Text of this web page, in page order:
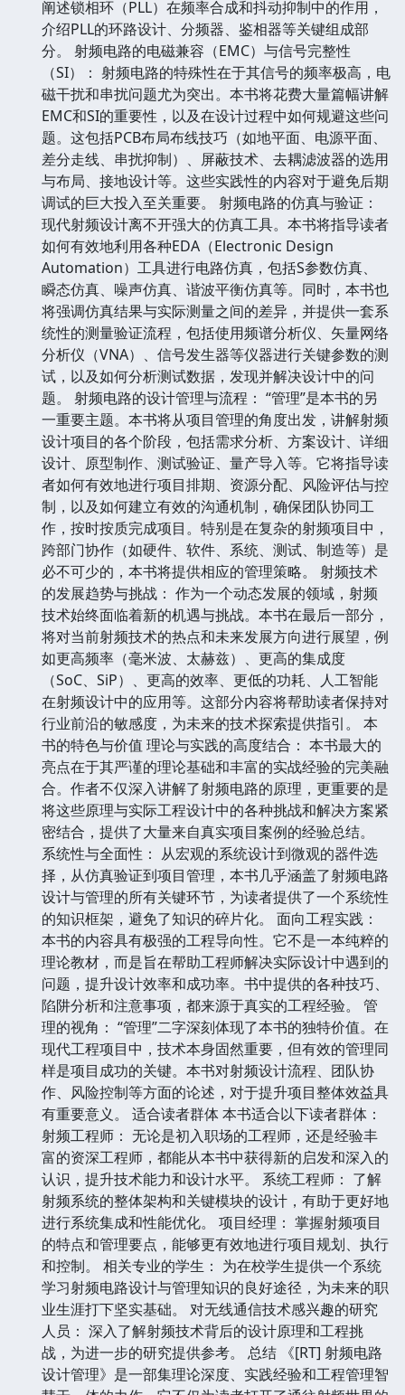
阐述锁相环（PLL）在频率合成和抖动抑制中的作用，
介绍PLL的环路设计、分频器、鉴相器等关键组成部
分。 射频电路的电磁兼容（EMC）与信号完整性
（SI）： 射频电路的特殊性在于其信号的频率极高，电
磁干扰和串扰问题尤为突出。本书将花费大量篇幅讲解
EMC和SI的重要性，以及在设计过程中如何规避这些问
题。这包括PCB布局布线技巧（如地平面、电源平面、
差分走线、串扰抑制）、屏蔽技术、去耦滤波器的选用
与布局、接地设计等。这些实践性的内容对于避免后期
调试的巨大投入至关重要。 射频电路的仿真与验证：
现代射频设计离不开强大的仿真工具。本书将指导读者
如何有效地利用各种EDA（Electronic Design
Automation）工具进行电路仿真，包括S参数仿真、
瞬态仿真、噪声仿真、谐波平衡仿真等。同时，本书也
将强调仿真结果与实际测量之间的差异，并提供一套系
统性的测量验证流程，包括使用频谱分析仪、矢量网络
分析仪（VNA）、信号发生器等仪器进行关键参数的测
试，以及如何分析测试数据，发现并解决设计中的问
题。 射频电路的设计管理与流程： “管理”是本书的另
一重要主题。本书将从项目管理的角度出发，讲解射频
设计项目的各个阶段，包括需求分析、方案设计、详细
设计、原型制作、测试验证、量产导入等。它将指导读
者如何有效地进行项目排期、资源分配、风险评估与控
制，以及如何建立有效的沟通机制，确保团队协同工
作，按时按质完成项目。特别是在复杂的射频项目中，
跨部门协作（如硬件、软件、系统、测试、制造等）是
必不可少的，本书将提供相应的管理策略。 射频技术
的发展趋势与挑战： 作为一个动态发展的领域，射频
技术始终面临着新的机遇与挑战。本书在最后一部分，
将对当前射频技术的热点和未来发展方向进行展望，例
如更高频率（毫米波、太赫兹）、更高的集成度
（SoC、SiP）、更高的效率、更低的功耗、人工智能
在射频设计中的应用等。这部分内容将帮助读者保持对
行业前沿的敏感度，为未来的技术探索提供指引。 本
书的特色与价值 理论与实践的高度结合： 本书最大的
亮点在于其严谨的理论基础和丰富的实战经验的完美融
合。作者不仅深入讲解了射频电路的原理，更重要的是
将这些原理与实际工程设计中的各种挑战和解决方案紧
密结合，提供了大量来自真实项目案例的经验总结。
系统性与全面性： 从宏观的系统设计到微观的器件选
择，从仿真验证到项目管理，本书几乎涵盖了射频电路
设计与管理的所有关键环节，为读者提供了一个系统性
的知识框架，避免了知识的碎片化。 面向工程实践：
本书的内容具有极强的工程导向性。它不是一本纯粹的
理论教材，而是旨在帮助工程师解决实际设计中遇到的
问题，提升设计效率和成功率。书中提供的各种技巧、
陷阱分析和注意事项，都来源于真实的工程经验。 管
理的视角： “管理”二字深刻体现了本书的独特价值。在
现代工程项目中，技术本身固然重要，但有效的管理同
样是项目成功的关键。本书对射频设计流程、团队协
作、风险控制等方面的论述，对于提升项目整体效益具
有重要意义。 适合读者群体 本书适合以下读者群体：
射频工程师： 无论是初入职场的工程师，还是经验丰
富的资深工程师，都能从本书中获得新的启发和深入的
认识，提升技术能力和设计水平。 系统工程师： 了解
射频系统的整体架构和关键模块的设计，有助于更好地
进行系统集成和性能优化。 项目经理： 掌握射频项目
的特点和管理要点，能够更有效地进行项目规划、执行
和控制。 相关专业的学生： 为在校学生提供一个系统
学习射频电路设计与管理知识的良好途径，为未来的职
业生涯打下坚实基础。 对无线通信技术感兴趣的研究
人员： 深入了解射频技术背后的设计原理和工程挑
战，为进一步的研究提供参考。 总结 《[RT] 射频电路
设计管理》是一部集理论深度、实践经验和工程管理智